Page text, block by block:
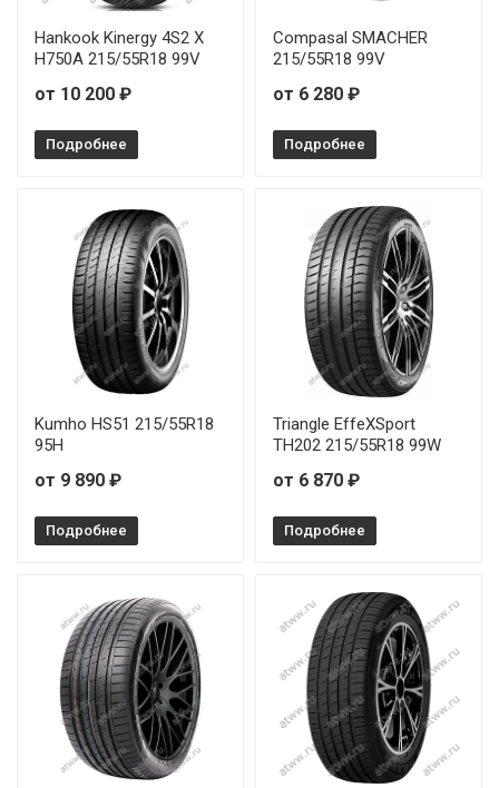
Sonix XSPORT S8 215/35R19 85Y
Sonix XSPORT S8 215/45R17 91W
Sonix XSPORT S8 225/50R17 98W
Sonix XSPORT S8 225/55R17 101W
Sonix XSPORT S8 225/55R18 102W
Sonix XSPORT S8 225/55R19 103W
Sonix XSPORT S8 235/35R20 92Y
Sonix XSPORT S8 235/45R17 97W
Sonix XSPORT S8 245/35R19 93Y
Sonix XSPORT S8 245/40R19 98W
Sonix XSPORT S8 245/50R18 104W
Sonix XSPORT S8 255/40R18 99W
Sonix XSPORT S8 265/45R20 108W
Hankook Kinergy 4S2 X
H750A 215/55R18 99V
от 10 200 ₽
Подробнее
Compasal SMACHER
215/55R18 99V
от 6 280 ₽
Подробнее
Kumho HS51 215/55R18
95H
от 9 890 ₽
Подробнее
Triangle EffeXSport
TH202 215/55R18 99W
от 6 870 ₽
Подробнее